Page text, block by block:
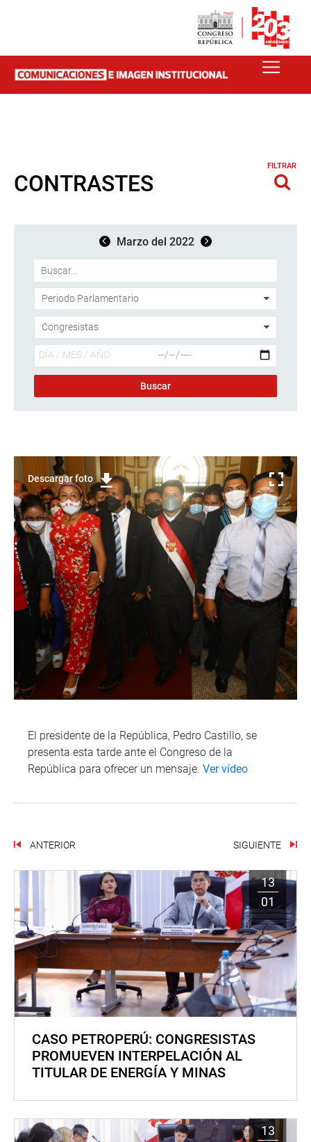
CONTRASTES
FILTRAR
Marzo del 2022
Descargar foto
El presidente de la República, Pedro Castillo, se
presenta esta tarde ante el Congreso de la
República para ofrecer un mensaje. Ver vídeo
ANTERIOR SIGUIENTE
13
01
CASO PETROPERÚ: CONGRESISTAS
PROMUEVEN INTERPELACIÓN AL
TITULAR DE ENERGÍA Y MINAS
13